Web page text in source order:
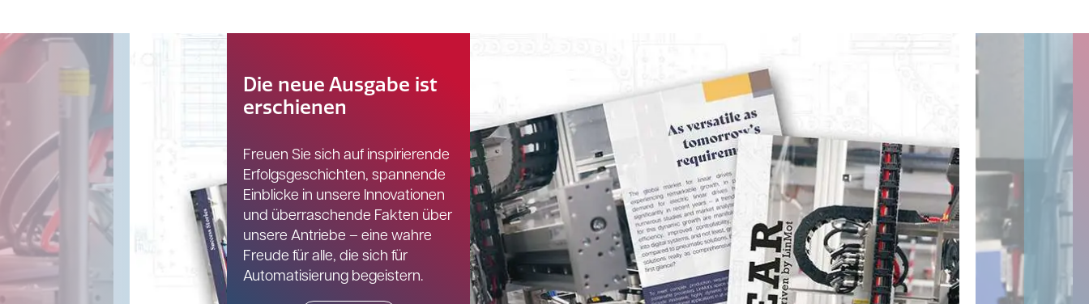
Die neue Ausgabe ist
erschienen
Freuen Sie sich auf inspirierende
Erfolgsgeschichten, spannende
Einblicke in unsere Innovationen
und überraschende Fakten über
unsere Antriebe – eine wahre
Freude für alle, die sich für
Automatisierung begeistern.